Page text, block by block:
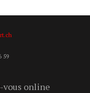
59
vous online